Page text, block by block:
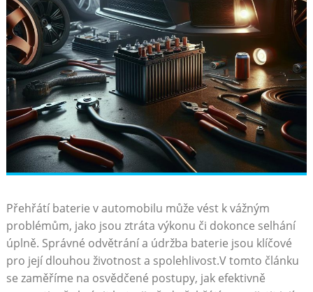
Přehřátí baterie v automobilu může vést k vážným​
problémům, jako jsou ztráta výkonu či dokonce selhání
úplně. Správné ​odvětrání a údržba baterie jsou klíčové
pro její dlouhou životnost a spolehlivost.V tomto článku ​
se ⁤zaměříme na osvědčené postupy, jak ⁣efektivně